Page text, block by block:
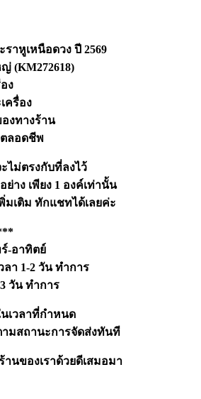
าหูเหนือดวง ปี 2569
(KM272618)
ง
ครื่อง
งทางร้าน
ลอดชีพ
ไม่ตรงกับที่ลงไว้
าง เพียง 1 องค์เท่านั้น
มเติม ทักแชทได้เลยค่ะ
-อาทิตย์
า 1-2 วัน ทำการ
วัน ทำการ
เวลาที่กำหนด
มสถานะการจัดส่งทันที
ของเราด้วยดีเสมอมา